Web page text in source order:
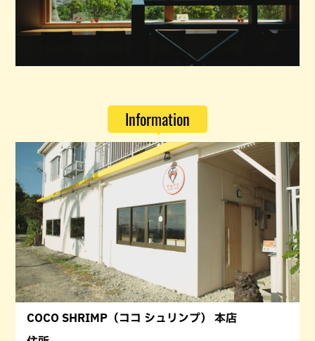
Information
COCO SHRIMP（ココ シュリンプ） 本店